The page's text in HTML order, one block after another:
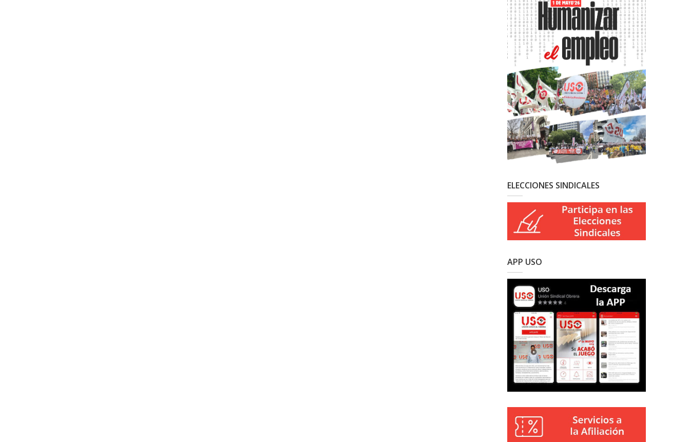
ELECCIONES SINDICALES
APP USO